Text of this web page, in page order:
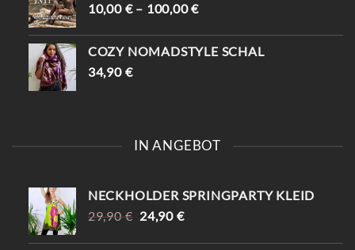
10,00 €– 100,00€
COZY NOMADSTYLE SCHAL
34,90 €
IN ANGEBOT
NECKHOLDER SPRINGPARTY KLEID
29,90€ URSPRÜNGLICHER
24,90 €AKTUELLER